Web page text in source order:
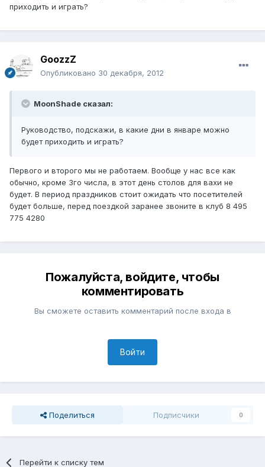
приходить и играть?
GoozzZ
Опубликовано 30 декабря, 2012
MoonShade сказал:
Руководство, подскажи, в какие дни в январе можно
будет приходить и играть?
Первого и второго мы не работаем. Вообще у нас все как
обычно, кроме 3го числа, в этот день столов для вахи не
будет. В период праздников стоит ожидать что посетителей
будет больше, перед поездкой заранее звоните в клуб 8 495
775 4280
Пожалуйста, войдите, чтобы
комментировать
Вы сможете оставить комментарий после входа в
Войти
Поделиться Подписчики 0
Перейти к списку тем